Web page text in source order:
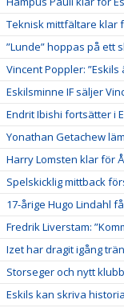
Teknisk mittfältare klar
”Lunde” hoppas på ett
Vincent Poppler:
Eskilsminne IF säljer
Endrit Ibishi fortsätter i
Yonathan Getachew
Harry Lomsten klar för
Spelskicklig mittback
17-årige Hugo Lindahl
Fredrik Liverstam:
Izet har dragit igång
Storseger och nytt
Eskils kan skriva